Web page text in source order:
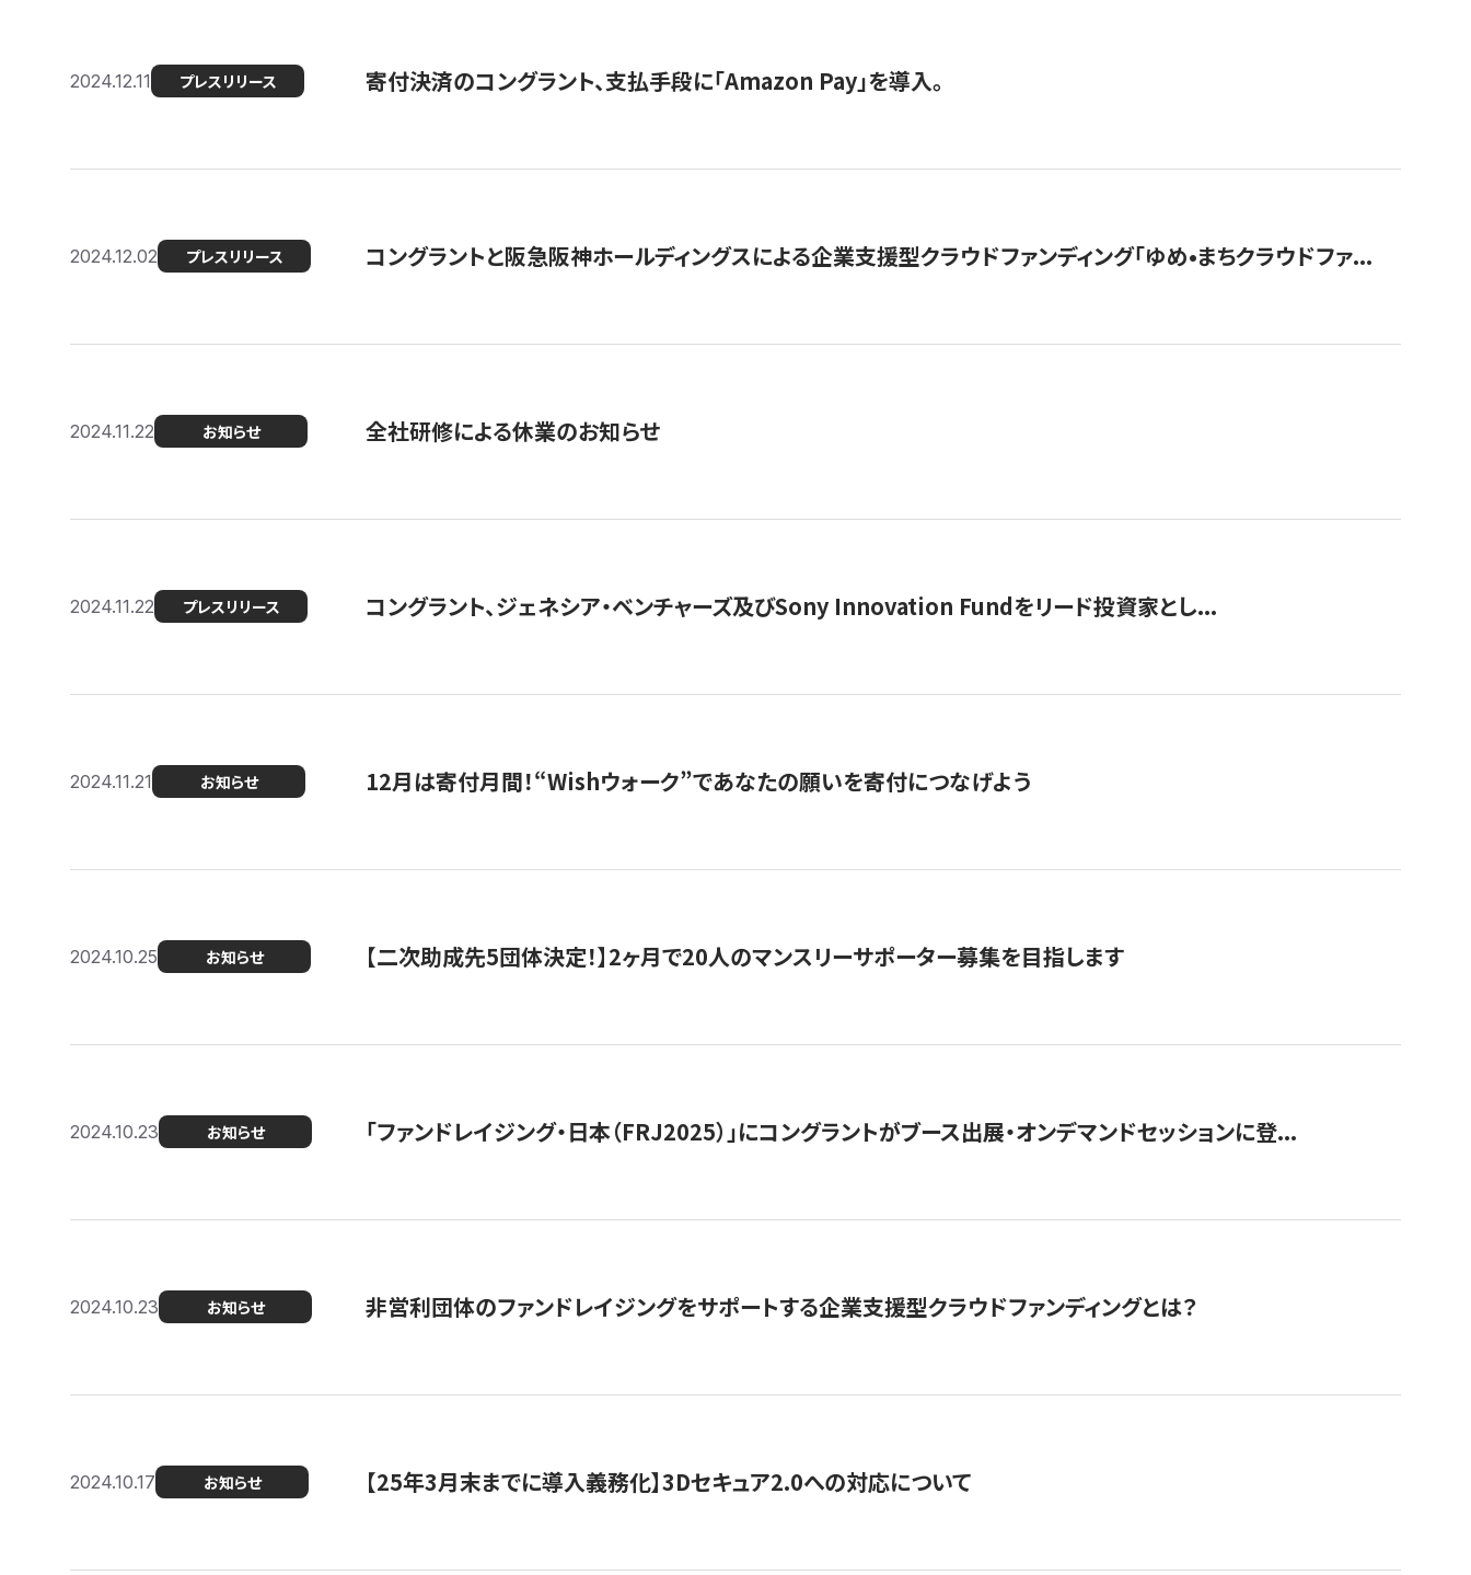
2024.12.11 プレスリリース 寄付決済のコングラント、支払手段に「Amazon Pay」を導入。
2024.12.02 プレスリリース コングラントと阪急阪神ホールディングスによる企業支援型クラウドファンディング「ゆめ•まちクラウドファ...
2024.11.22 お知らせ 全社研修による休業のお知らせ
2024.11.22 プレスリリース コングラント、ジェネシア・ベンチャーズ及びSony Innovation Fundをリード投資家とし...
2024.11.21 お知らせ 12月は寄付月間！“Wishウォーク”であなたの願いを寄付につなげよう
2024.10.25 お知らせ 【二次助成先5団体決定！】2ヶ月で20人のマンスリーサポーター募集を目指します
2024.10.23 お知らせ 「ファンドレイジング・日本（FRJ2025）」にコングラントがブース出展・オンデマンドセッションに登...
2024.10.23 お知らせ 非営利団体のファンドレイジングをサポートする企業支援型クラウドファンディングとは？
2024.10.17 お知らせ 【25年3月末までに導入義務化】3Dセキュア2.0への対応について